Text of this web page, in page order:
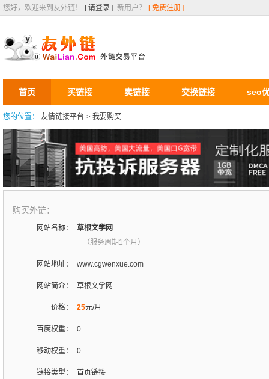
您好，欢迎来到友外链！ [ 请登录 ] 新用户？ [ 免费注册 ]
首页 买链接 卖链接 交换链接 seo
您的位置： 友情链接平台 > 我要购买
购买外链：
网站名称：
草根文学网
（服务周期1个月）
网站地址： www.cgwenxue.com
网站简介： 草根文学网
价格： 25元/月
百度权重： 0
移动权重： 0
链接类型： 首页链接